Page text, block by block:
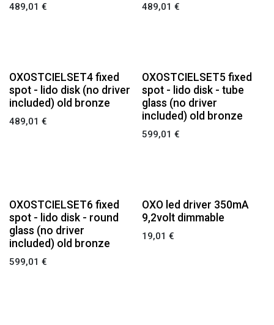
489,01 € 489,01 €
OXOSTCIELSET4 fixed
spot - lido disk (no driver
included) old bronze
489,01 €
OXOSTCIELSET5 fixed
spot - lido disk - tube
glass (no driver
included) old bronze
599,01 €
OXOSTCIELSET6 fixed
spot - lido disk - round
glass (no driver
included) old bronze
599,01 €
OXO led driver 350mA
9,2volt dimmable
19,01 €